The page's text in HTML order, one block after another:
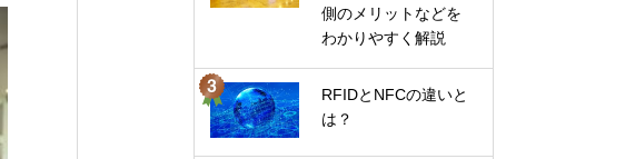
側のメリットなどを
わかりやすく解説
RFIDとNFCの違いと
は？